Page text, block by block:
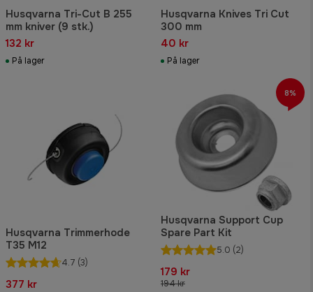
Husqvarna Tri-Cut B 255
mm kniver (9 stk.)
132 kr
På lager
Husqvarna Knives Tri Cut
300 mm
40 kr
På lager
Husqvarna Trimmerhode
T35 M12
4.7 (3)
377 kr
Husqvarna Support Cup
Spare Part Kit
5.0 (2)
179 kr
194 kr
8%